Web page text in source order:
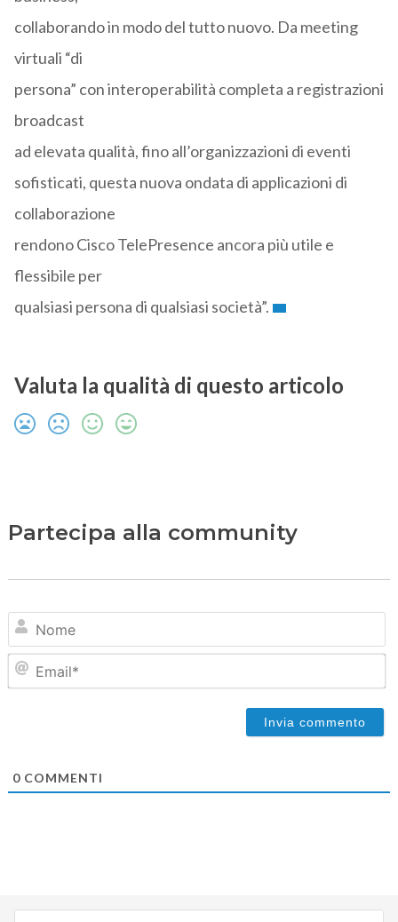
collaborando in modo del tutto nuovo. Da meeting
virtuali “di
persona” con interoperabilità completa a registrazioni
broadcast
ad elevata qualità, fino all’organizzazioni di eventi
sofisticati, questa nuova ondata di applicazioni di
collaborazione
rendono Cisco TelePresence ancora più utile e
flessibile per
qualsiasi persona di qualsiasi società”.
Valuta la qualità di questo articolo
Partecipa alla community
0COMMENTI